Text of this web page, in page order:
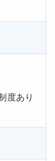
度あり